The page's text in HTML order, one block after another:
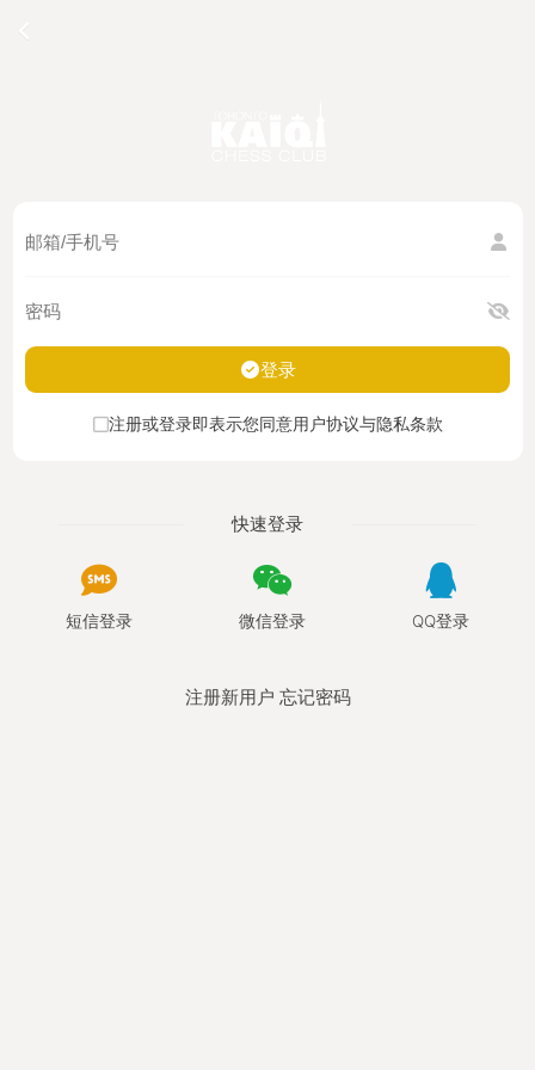
登录
注册或登录即表示您同意用户协议与隐私条款
快速登录
短信登录 微信登录 QQ登录
注册新用户 忘记密码